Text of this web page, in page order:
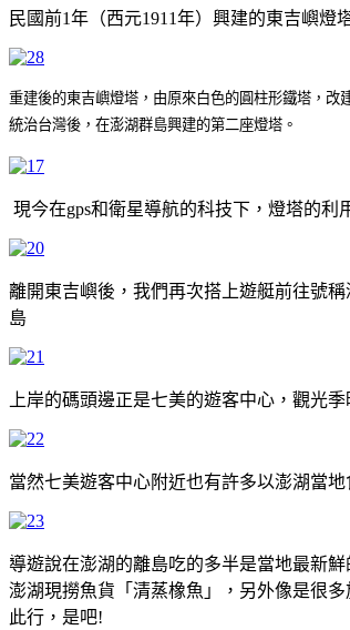
民國前1年（西元1911年）興建的東吉嶼
重建後的東吉嶼燈塔，由原來白色的圓柱形鐵塔，
統治台灣後，在澎湖群島興建的第二座燈塔。
現今在gps和衛星導航的科技下，燈塔的
離開東吉嶼後，我們再次搭上遊艇前往號
島
上岸的碼頭邊正是七美的遊客中心，觀光
當然七美遊客中心附近也有許多以澎湖當
導遊說在澎湖的離島吃的多半是當地最新
澎湖現撈魚貨「清蒸橡魚」，另外像是很
此行，是吧!